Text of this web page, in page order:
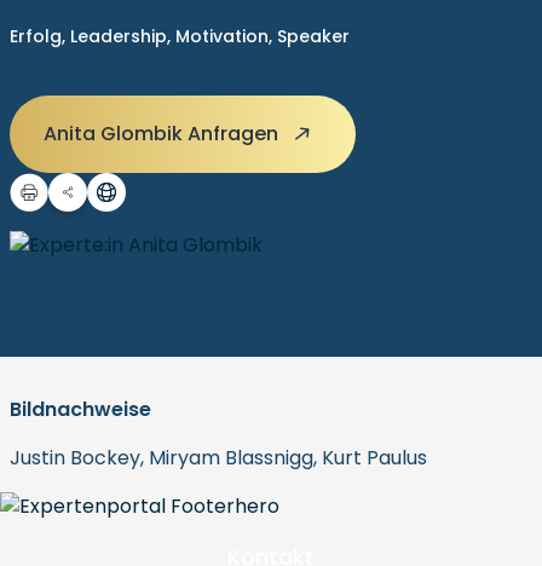
Erfolg, Leadership, Motivation, Speaker
Anita Glombik Anfragen
Bildnachweise
Justin Bockey, Miryam Blassnigg, Kurt Paulus